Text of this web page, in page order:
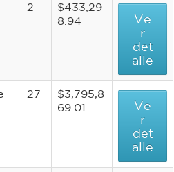
2
$433,29
8.94
Ve
r
det
alle
27
$3,795,8
69.01
Ve
r
det
alle